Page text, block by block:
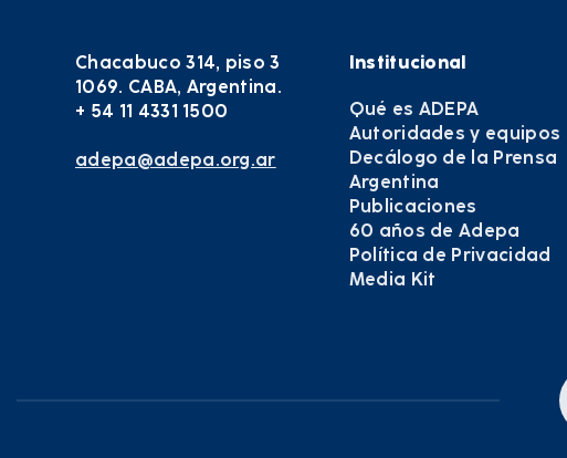
Chacabuco 314, piso 3
1069. CABA, Argentina.
+ 54 11 4331 1500
adepa@adepa.org.ar
Institucional
Qué es ADEPA
Autoridades y equipos
Decálogo de la Prensa
Argentina
Publicaciones
60 años de Adepa
Política de Privacidad
Media Kit